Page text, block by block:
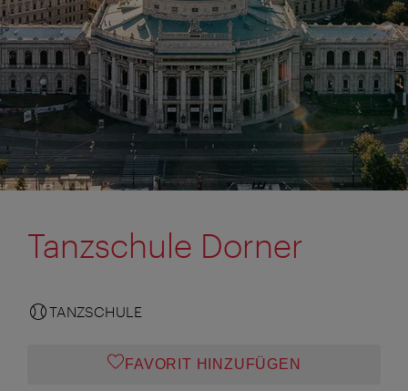
Tanzschule Dorner
TANZSCHULE
FAVORIT HINZUFÜGEN